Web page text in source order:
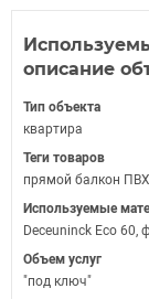
описание
Тип объекта
квартира
Теги товаров
прямой балкон ПВХ
Используемые
Deceuninck Eco 60,
Объем услуг
"под ключ"